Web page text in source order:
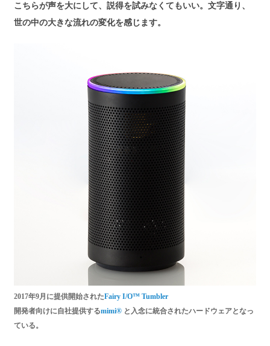
こちらが声を大にして、説得を試みなくてもいい。文字通り、
世の中の大きな流れの変化を感じます。
2017年9月に提供開始されたFairy I/O™ Tumbler
開発者向けに自社提供するmimi® と入念に統合されたハードウェアとなっ
ている。